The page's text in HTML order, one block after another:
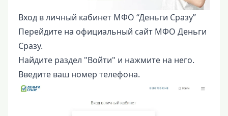
Вход в личный кабинет МФО “Деньги Сразу”
Перейдите на официальный сайт МФО Деньги
Сразу.
Найдите раздел "Войти" и нажмите на него.
Введите ваш номер телефона.